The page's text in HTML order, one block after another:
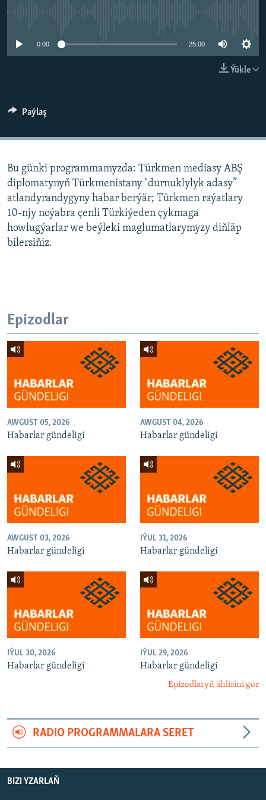
0:00 25:00
Ýükle
Paýlaş
Bu günki programmamyzda: Türkmen mediasy ABŞ
diplomatynyň Türkmenistany "durnuklylyk adasy”
atlandyrandygyny habar berýär; Türkmen raýatlary
10-njy noýabra çenli Türkiýeden çykmaga
howlugýarlar we beýleki maglumatlarymyzy diňläp
bilersiňiz.
Epizodlar
AWGUST 05, 2026
Habarlar gündeligi
AWGUST 04, 2026
Habarlar gündeligi
AWGUST 03, 2026
Habarlar gündeligi
IÝUL 31, 2026
Habarlar gündeligi
IÝUL 30, 2026
Habarlar gündeligi
IÝUL 29, 2026
Habarlar gündeligi
Epizodlaryň ählisini gör
RADIO PROGRAMMALARA SERET
BIZI YZARLAŇ